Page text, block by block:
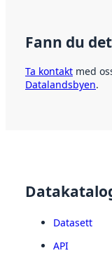
Fann du
Ta kontakt med
Datalandsbyen.
Datasett
API